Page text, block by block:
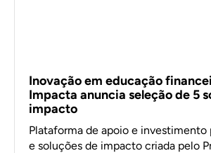
Inovação em educação
Impacta anuncia seleção de 5
impacto
Plataforma de apoio e investimento
e soluções de impacto criada pelo